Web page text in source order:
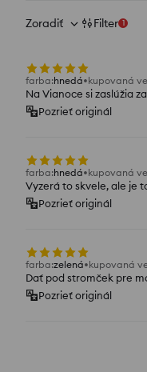
Zoradiť Filter 1
farba:hnedá kupovaná
Na Vianoce si zaslúžia
Pozrieť originál
farba:hnedá kupovaná
Vyzerá to skvele, ale je
Pozrieť originál
farba:zelená kupovaná
Dať pod stromček pre
Pozrieť originál